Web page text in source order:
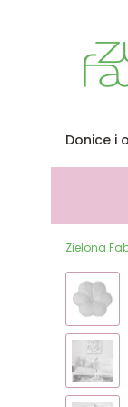
Donice i
Zielona